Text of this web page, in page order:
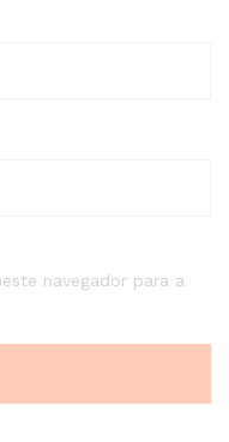
navegador para a